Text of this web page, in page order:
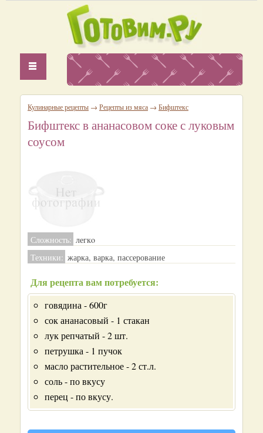
Кулинарные рецепты → Рецепты из мяса → Бифштекс
Бифштекс в ананасовом соке с луковым
соусом
Сложность: легкo
Техники: жарка, варка, пассерование
Для рецепта вам потребуется:
говядина - 600г
сок ананасовый - 1 стакан
лук репчатый - 2 шт.
петрушка - 1 пучок
масло растительное - 2 ст.л.
соль - по вкусу
перец - по вкусу.